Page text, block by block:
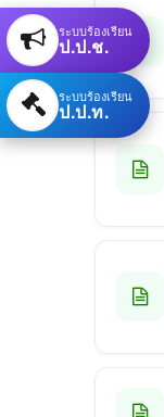
ระบบร้องเรียน
ป.ป.ช.
ระบบร้องเรียน
ป.ป.ท.